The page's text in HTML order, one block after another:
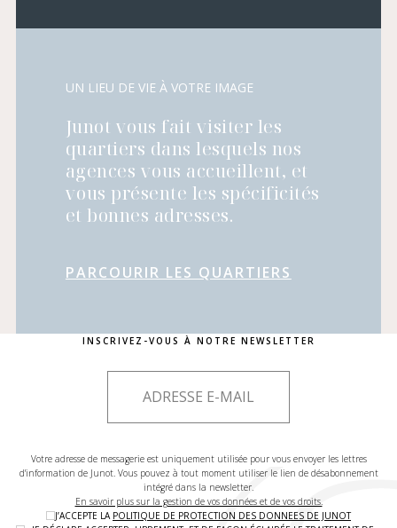
UN LIEU DE VIE À VOTRE IMAGE
Junot vous fait visiter les
quartiers dans lesquels nos
agences vous accueillent, et
vous présente les spécificités
et bonnes adresses.
PARCOURIR LES QUARTIERS
INSCRIVEZ-VOUS À NOTRE NEWSLETTER
Votre adresse de messagerie est uniquement utilisée pour vous envoyer les lettres
d'information de Junot. Vous pouvez à tout moment utiliser le lien de désabonnement
intégré dans la newsletter.
En savoir plus sur la gestion de vos données et de vos droits.
J’ACCEPTE LA POLITIQUE DE PROTECTION DES DONNEES DE JUNOT